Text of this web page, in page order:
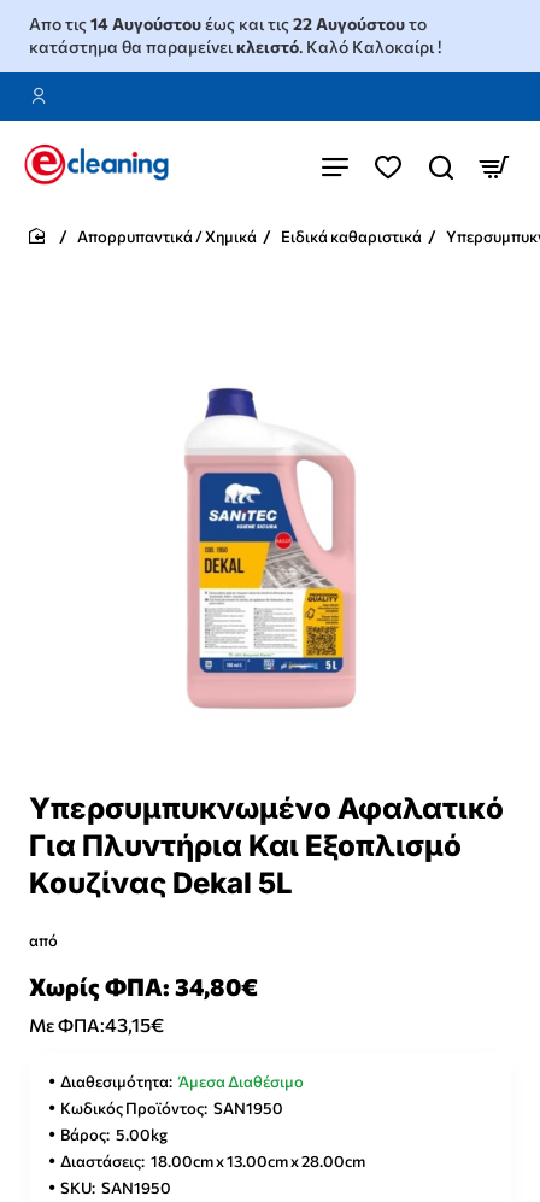
Απο τις14 Αυγούστουέως και τις22 Αυγούστουτο
κατάστημα θα παραμείνεικλειστό. Καλό Καλοκαίρι !
Απορρυπαντικά / Χημικά Ειδικά καθαριστικά
Υπερσυμπυκνωμένο Αφαλατικό
Για Πλυντήρια Και Εξοπλισμό
Κουζίνας Dekal 5L
από
Με ΦΠΑ:43,15€
Χωρίς ΦΠΑ: 34,80€
Διαθεσιμότητα: Άμεσα Διαθέσιμο
Κωδικός Προϊόντος: SAN1950
Βάρος: 5.00kg
Διαστάσεις: 18.00cm x 13.00cm x 28.00cm
SKU: SAN1950